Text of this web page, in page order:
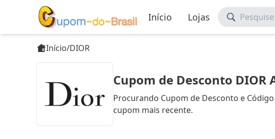
Início Lojas
Início/DIOR
Cupom de Desconto DIOR
Procurando Cupom de Desconto e
cupom mais recente.